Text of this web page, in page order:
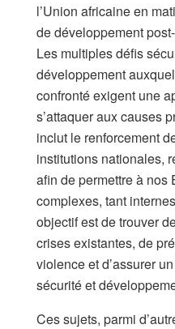
l’Union africaine en
de développement
Les multiples défis
développement
confronté exigent une
s’attaquer aux causes
inclut le renforcement
institutions nationales,
afin de permettre à nos
complexes, tant
objectif est de trouver
crises existantes, de
violence et d’assurer
sécurité et
Ces sujets, parmi